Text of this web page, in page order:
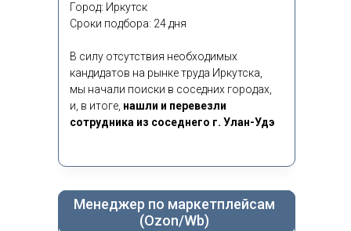
Город: Иркутск
Сроки подбора: 24 дня
В силу отсутствия необходимых
кандидатов на рынке труда Иркутска,
мы начали поиски в соседних городах,
и, в итоге, нашли и перевезли
сотрудника из соседнего г. Улан-Удэ
Менеджер по маркетплейсам
(Ozon/Wb)